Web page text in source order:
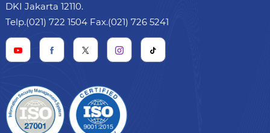
DKI Jakarta 12110.
Telp.(021) 722 1504 Fax.(021) 726 5241